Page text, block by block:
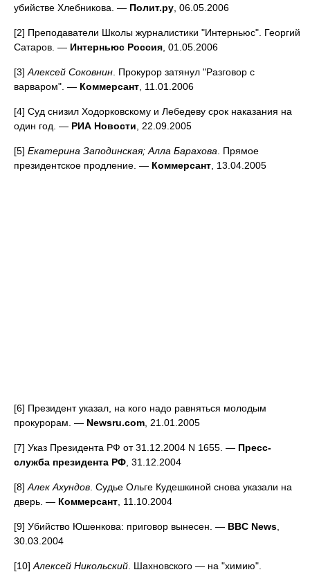
убийстве Хлебникова. — Полит.ру , 06.05.2006
[2] Преподаватели Школы журналистики "Интерньюс". Георгий
Сатаров. — Интерньюс Россия , 01.05.2006
[3] Алексей Соковнин . Прокурор затянул "Разговор с
варваром". — Коммерсант , 11.01.2006
[4] Суд снизил Ходорковскому и Лебедеву срок наказания на
один год. — РИА Новости , 22.09.2005
[5] Екатерина Заподинская; Алла Барахова . Прямое
президентское продление. — Коммерсант , 13.04.2005
[6] Президент указал, на кого надо равняться молодым
прокурорам. — Newsru.com , 21.01.2005
[7] Указ Президента РФ от 31.12.2004 N 1655. — Пресс-
служба президента РФ , 31.12.2004
[8] Алек Ахундов . Судье Ольге Кудешкиной снова указали на
дверь. — Коммерсант , 11.10.2004
[9] Убийство Юшенкова: приговор вынесен. — BBC News
30.03.2004
[10] Алексей Никольский . Шахновского — на "химию".